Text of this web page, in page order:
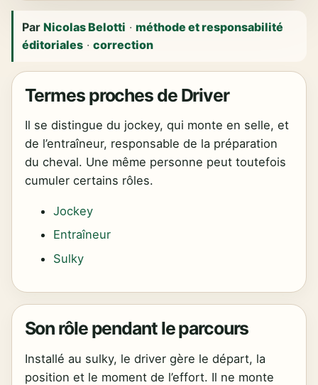
ParNicolas Belotti ·méthode et responsabilité
éditoriales ·correction
Termes proches de Driver
Il se distingue du jockey, qui monte en selle, et
de l’entraîneur, responsable de la préparation
du cheval. Une même personne peut toutefois
cumuler certains rôles.
Jockey
Entraîneur
Sulky
Son rôle pendant le parcours
Installé au sulky, le driver gère le départ, la
position et le moment de l’effort. Il ne monte